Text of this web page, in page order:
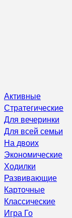
Активные
Стратегические
Для вечеринки
Для всей семьи
На двоих
Экономические
Ходилки
Развивающие
Карточные
Классические
Игра Го